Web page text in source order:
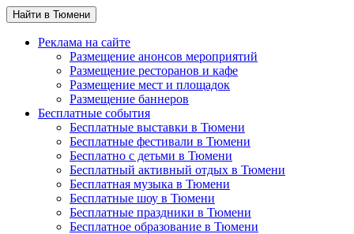
Найти в Тюмени
Реклама на сайте
Размещение анонсов мероприятий
Размещение ресторанов и кафе
Размещение мест и площадок
Размещение баннеров
Бесплатные события
Бесплатные выставки в Тюмени
Бесплатные фестивали в Тюмени
Бесплатно с детьми в Тюмени
Бесплатный активный отдых в Тюмени
Бесплатная музыка в Тюмени
Бесплатные шоу в Тюмени
Бесплатные праздники в Тюмени
Бесплатное образование в Тюмени